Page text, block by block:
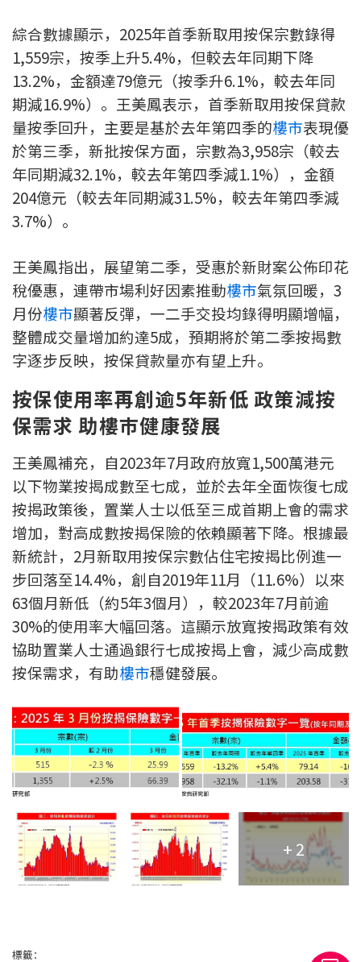
按揭全面睇
新聞/研究
公司動態
按市新聞
統計數據庫
按揭快趣智識
按揭智庫
樓按專欄
按揭百科
裝修·保險優惠
免費裝修轉介服務
裝修設計專欄
火險、家居、寵物保險
保險資訊專欄
聯絡我們
聯絡方法
條款及細則
私隱政策
本網頁所提供資料僅作參考用途。
若因錯漏而引致任何不便或損失，中原按揭概不負責。
本網站採用無障礙網頁設計，如有任何問題，可查詢：
© 2026 中原按揭經紀有限公司 Centaline Mortgage Broker Limited 版權所有
綜合數據顯示，2025年首季新取用按保宗數錄得
1,559宗，按季上升5.4%，但較去年同期下降
13.2%，金額達79億元（按季升6.1%，較去年同
期減16.9%）。王美鳳表示，首季新取用按保貸款
量按季回升，主要是基於去年第四季的樓市表現優
於第三季，新批按保方面，宗數為3,958宗（較去
年同期減32.1%，較去年第四季減1.1%），金額
204億元（較去年同期減31.5%，較去年第四季減
3.7%）。
王美鳳指出，展望第二季，受惠於新財案公佈印花
稅優惠，連帶市場利好因素推動樓市氣氛回暖，3
月份樓市顯著反彈，一二手交投均錄得明顯增幅，
整體成交量增加約達5成，預期將於第二季按揭數
字逐步反映，按保貸款量亦有望上升。
按保使用率再創逾5年新低 政策減按
保需求 助樓巿健康發展
王美鳳補充，自2023年7月政府放寬1,500萬港元
以下物業按揭成數至七成，並於去年全面恢復七成
按揭政策後，置業人士以低至三成首期上會的需求
增加，對高成數按揭保險的依賴顯著下降。根據最
新統計，2月新取用按保宗數佔住宅按揭比例進一
步回落至14.4%，創自2019年11月（11.6%）以來
63個月新低（約5年3個月），較2023年7月前逾
30%的使用率大幅回落。這顯示放寬按揭政策有效
協助置業人士通過銀行七成按揭上會，減少高成數
按保需求，有助樓市穩健發展。
+ 2
標籤：